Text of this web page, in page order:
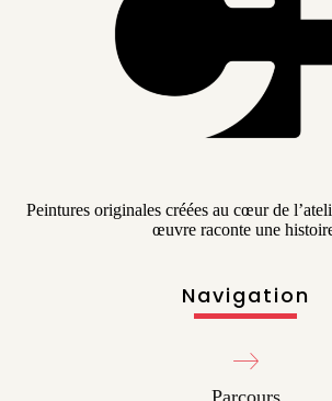
Peintures originales créées au cœur de
œuvre raconte une
Navigation